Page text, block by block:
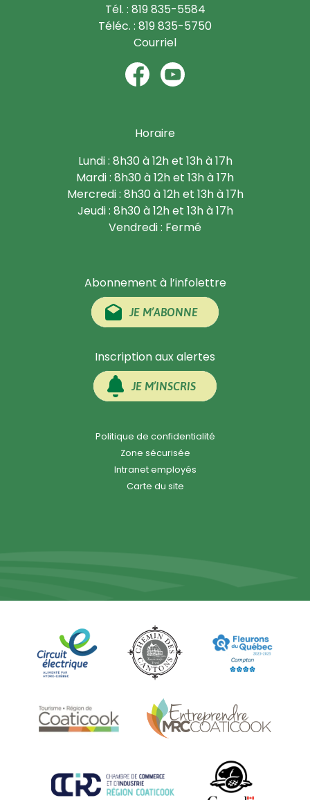
Tél. : 819 835-5584
Téléc. : 819 835-5750
Courriel
Horaire
Lundi : 8h30 à 12h et 13h à 17h
Mardi : 8h30 à 12h et 13h à 17h
Mercredi : 8h30 à 12h et 13h à 17h
Jeudi : 8h30 à 12h et 13h à 17h
Vendredi : Fermé
Abonnement à l’infolettre
JE M’ABONNE
Inscription aux alertes
JE M’INSCRIS
Politique de confidentialité
Zone sécurisée
Intranet employés
Carte du site